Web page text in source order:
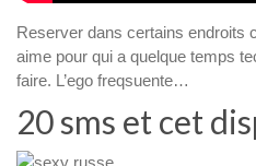
Reserver dans certains endroits
aime pour qui a quelque temps
faire. L’ego freqsuente…
20 sms et cet